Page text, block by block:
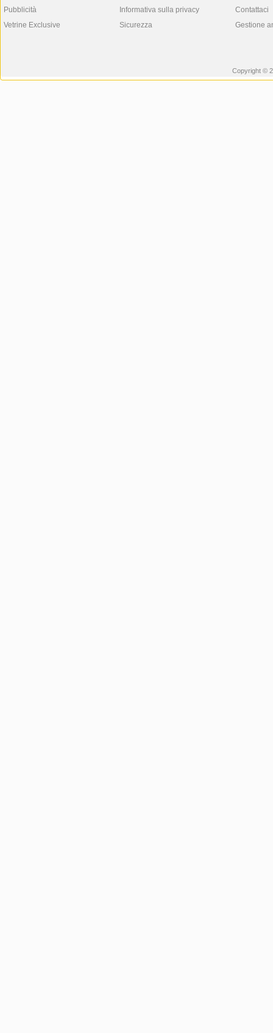
Pubblicità
Vetrine Exclusive
Informativa sulla privacy
Sicurezza
Contattaci
Gestione
Copyright ©